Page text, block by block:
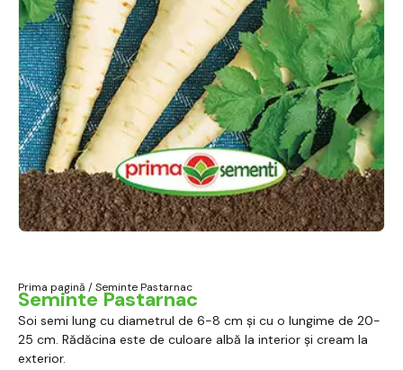
Prima pagină / Seminte Pastarnac
Seminte Pastarnac
Soi semi lung cu diametrul de 6-8 cm și cu o lungime de 20-
25 cm. Rădăcina este de culoare albă la interior și cream la
exterior.